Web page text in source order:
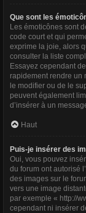
Que sont les
Les émoticônes sont
code court et qui
exprime la joie, alors
consulter la liste
Essayez cependant
rapidement rendre un
le modifier ou de le
peuvent également
d’insérer à un
Haut
Puis-je insérer des
Oui, vous pouvez
du forum ont autorisé
des images sur le
vers une image
par exemple « http://
cependant ni insérer